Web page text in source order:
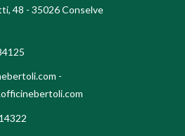
48 - 35026 Conselve
-